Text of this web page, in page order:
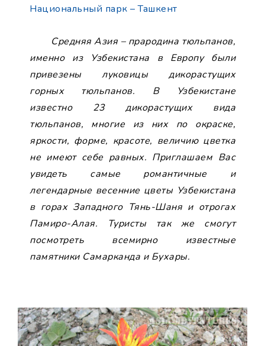
Национальный парк – Ташкент
Средняя Азия – прародина тюльпанов,
именно из Узбекистана в Европу были
привезены луковицы дикорастущих
горных тюльпанов. В Узбекистане
известно 23 дикорастущих вида
тюльпанов, многие из них по окраске,
яркости, форме, красоте, величию цветка
не имеют себе равных. Приглашаем Вас
увидеть самые романтичные и
легендарные весенние цветы Узбекистана
в горах Западного Тянь-Шаня и отрогах
Памиро-Алая. Туристы так же смогут
посмотреть всемирно известные
памятники Самарканда и Бухары.